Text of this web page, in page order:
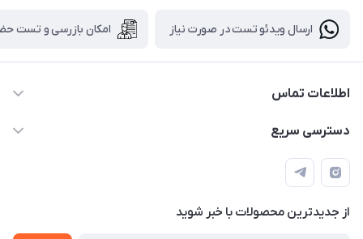
ارسال ویدئو تست در صورت نیاز امکان بازرسی و تست
اطلاعات تماس
88843088 - 88843137 - 88843025 - 88848075
info@HLCgroup.ir
تهران، بهار جنوبی، کوچه خوشدل، پلاک 1، طبقه 4
دسترسی سریع
حساب کاربری
لیست محصولات
تماس با ما
از جدید‌ترین محصولات با‌ خبر شوید